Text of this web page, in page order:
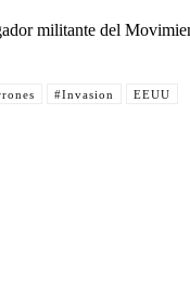
militante del
#Invasion
EEUU